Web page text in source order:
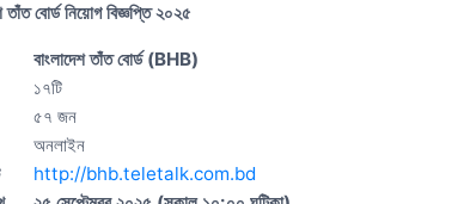
বোর্ড নিয়োগ বিজ্ঞপ্তি ২০২৫
বাংলাদেশ তাঁত বোর্ড (BHB)
১৭টি
৫৭ জন
অনলাইন
http://bhb.teletalk.com.bd